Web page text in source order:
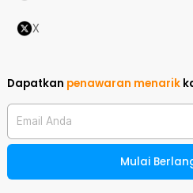
X
Dapatkan penawaran menarik
Email Anda
Mulai